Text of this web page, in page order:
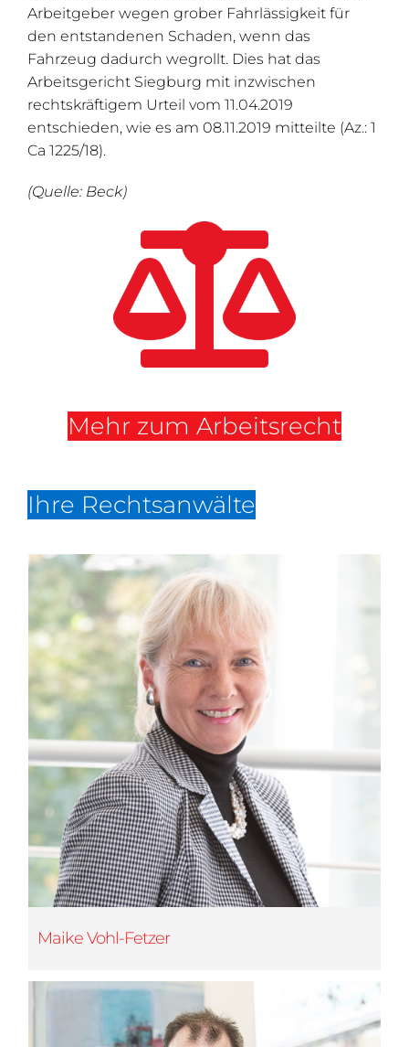
Arbeitgeber wegen grober Fahrlässigkeit für
den entstandenen Schaden, wenn das
Fahrzeug dadurch wegrollt. Dies hat das
Arbeitsgericht Siegburg mit inzwischen
rechtskräftigem Urteil vom 11.04.2019
entschieden, wie es am 08.11.2019 mitteilte (Az.: 1
Ca 1225/18).
(Quelle: Beck)
Mehr zum Arbeitsrecht
Ihre Rechtsanwälte
Maike Vohl-Fetzer